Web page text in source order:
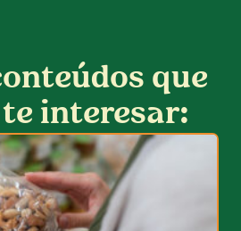
que
interesar: